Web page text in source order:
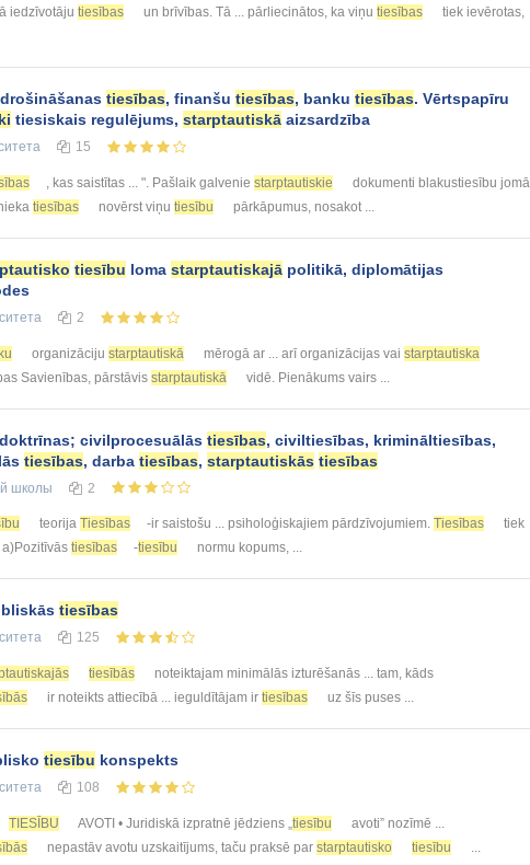
iedzīvotāju tiesības un brīvības. Tā ... pārliecinātos, ka viņu tiesības
tiek ievērotas,
tiesības, finanšu tiesības, banku tiesības. Vērtspapīru
tiesiskais regulējums, starptautiskā aizsardzība
15
, kas saistītas ... ". Pašlaik galvenie starptautiskie
dokumenti blakustiesību jomā
tiesības novērst viņu tiesību pārkāpumus, nosakot ...
tiesību loma starptautiskajā politikā, diplomātijas
2
organizāciju starptautiskā mērogā ar ... arī organizācijas vai starptautiska
Savienības, pārstāvis starptautiskā vidē. Pienākums vairs ...
doktrīnas; civilprocesuālās tiesības, civiltiesības, krimināltiesības,
tiesības, darba tiesības, starptautiskās tiesības
школы 2
teorija Tiesības -ir saistošu ... psiholoģiskajiem pārdzīvojumiem. Tiesības
tiek
tiesības -tiesību normu kopums, ...
tiesības
125
tiesībās
noteiktajam minimālās izturēšanās ... tam, kāds
ir noteikts attiecībā ... ieguldītājam ir tiesības uz šīs puses ...
tiesību konspekts
108
TIESĪBU AVOTI • Juridiskā izpratnē jēdziens „tiesību
avoti” nozīmē ...
nepastāv avotu uzskaitījums, taču praksē par starptautisko tiesību ...